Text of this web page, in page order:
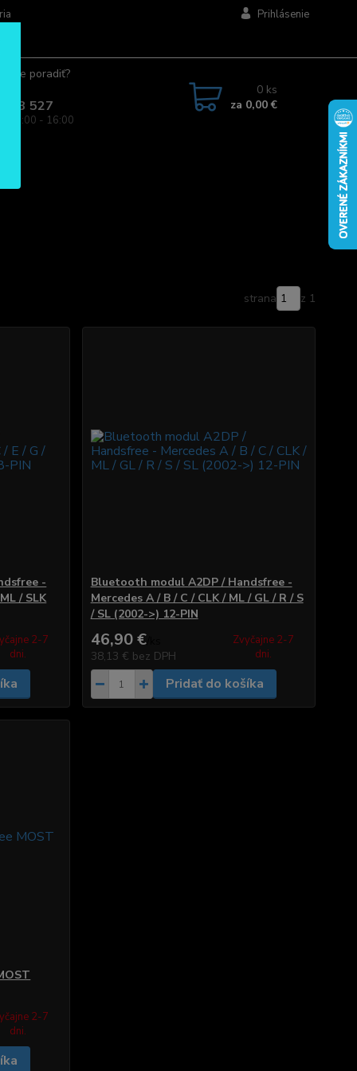
Prihlásenie
poradiť?
963 527
08:00 - 16:00
0 ks
za 0,00 €
strana z 1
-
/ SLK
2-7
dni.
Bluetooth modul A2DP / Handsfree -
Mercedes A / B / C / CLK / ML / GL / R / S
/ SL (2002->) 12-PIN
46,90 €/
38,13 € bez DPH
Zvyčajne 2-7
dni.
Pridať do košíka
2-7
dni.